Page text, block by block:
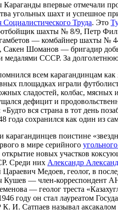
Караганды впервые отмечали
угольных шахт и успешное
Социалистического Труда. Это
шахты № 8/9, Петр
— комбайнер шахты №
, Сакен Шоманов — бригадир
СССР. За
всем карагандинцам
площадках играли
сладостей, колбас,
дефицит и
вся страна в тот день
года сохранился как один из
карагандинцев поистине
в мире серийного
новых участков
Среди них Александр
Цараевич Медоев, геолог, в
— член-корреспондент
— геолог треста
году он стал лауреатом
И. Сатпаев называл аксакалом